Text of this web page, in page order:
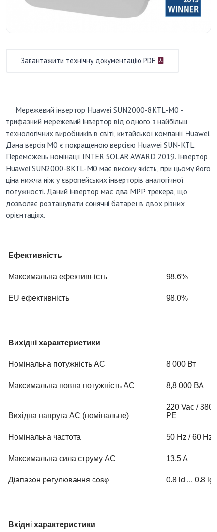
Завантажити технічну документацію PDF
Мережевий інвертор Huawei SUN2000-8KTL-M0 -
трифазний мережевий інвертор від одного з найбільш
технологічних виробників в світі, китайської компанії Huawei.
Дана версія M0 є покращеною версією Huawei SUN-KTL.
Переможець номінації INTER SOLAR AWARD 2019. Інвертор
Huawei SUN2000-8KTL-M0 має високу якість, при цьому його
ціна нижча ніж у європейських інверторів аналогічної
потужності. Даний інвертор має два MPP трекера, що
дозволяє розташувати сонячні батареї в двох різних
орієнтаціях.
Ефективність
Максимальна ефективність 98.6%
EU ефективність 98.0%
Вихідні характеристики
Номінальна потужність AC 8 000 Вт
Максимальна повна потужність AC 8,8 000 ВА
Вихідна напруга АС (номінальне)
220 Vac / 380
PE
Номінальна частота 50 Hz / 60 Hz
Максимальна сила струму AC 13,5 A
Діапазон регулювання cosφ 0.8 ld ... 0.8 lg
Вхідні характеристики